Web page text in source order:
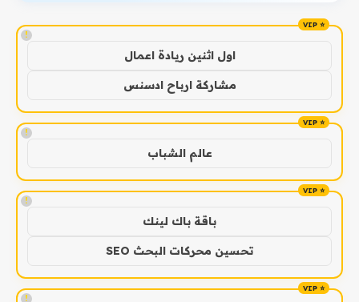
!
اول اثنين ريادة اعمال
مشاركة ارباح ادسنس
!
عالم الشباب
!
باقة باك لينك
تحسين محركات البحث SEO
!